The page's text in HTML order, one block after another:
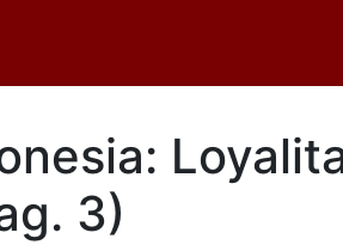
3)